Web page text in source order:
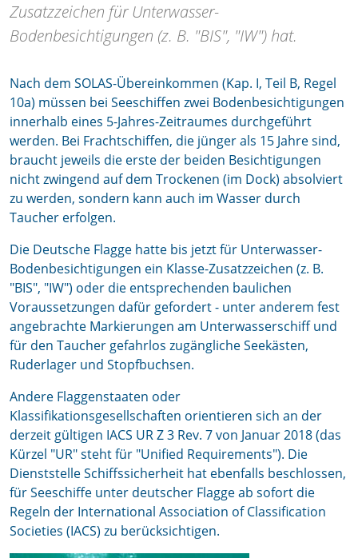
Zusatzzeichen für Unterwasser-
Bodenbesichtigungen (z. B. "BIS", "IW") hat.
Nach dem SOLAS-Übereinkommen (Kap. I, Teil B, Regel
10a) müssen bei Seeschiffen zwei Bodenbesichtigungen
innerhalb eines 5-Jahres-Zeitraumes durchgeführt
werden. Bei Frachtschiffen, die jünger als 15 Jahre sind,
braucht jeweils die erste der beiden Besichtigungen
nicht zwingend auf dem Trockenen (im Dock) absolviert
zu werden, sondern kann auch im Wasser durch
Taucher erfolgen.
Die Deutsche Flagge hatte bis jetzt für Unterwasser-
Bodenbesichtigungen ein Klasse-Zusatzzeichen (z. B.
"BIS", "IW") oder die entsprechenden baulichen
Voraussetzungen dafür gefordert - unter anderem fest
angebrachte Markierungen am Unterwasserschiff und
für den Taucher gefahrlos zugängliche Seekästen,
Ruderlager und Stopfbuchsen.
Andere Flaggenstaaten oder
Klassifikationsgesellschaften orientieren sich an der
derzeit gültigen IACS UR Z 3 Rev. 7 von Januar 2018 (das
Kürzel "UR" steht für "Unified Requirements"). Die
Dienststelle Schiffssicherheit hat ebenfalls beschlossen,
für Seeschiffe unter deutscher Flagge ab sofort die
Regeln der International Association of Classification
Societies (IACS) zu berücksichtigen.